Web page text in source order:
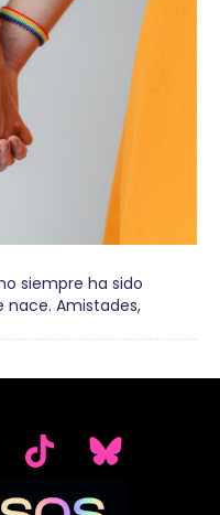
siempre ha sido
nace. Amistades,